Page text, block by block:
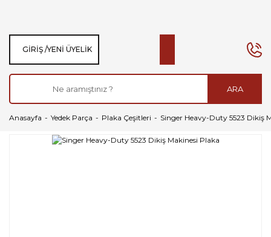
ARA
GIRIŞ /YENI ÜYELIK
Anasayfa Yedek Parça Plaka Çeşitleri Singer Heavy-Duty 5523 Dikiş